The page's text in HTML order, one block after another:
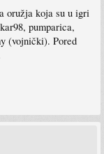
oružja koja su u igri
pumparica,
(vojnički). Pored